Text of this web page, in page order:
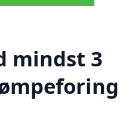
mindst 3